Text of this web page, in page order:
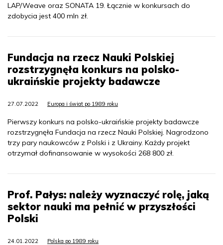
LAP/Weave oraz SONATA 19. Łącznie w konkursach do
zdobycia jest 400 mln zł.
Fundacja na rzecz Nauki Polskiej
rozstrzygnęła konkurs na polsko-
ukraińskie projekty badawcze
27.07.2022 Europa i świat po 1989 roku
Pierwszy konkurs na polsko-ukraińskie projekty badawcze
rozstrzygnęła Fundacja na rzecz Nauki Polskiej. Nagrodzono
trzy pary naukowców z Polski i z Ukrainy. Każdy projekt
otrzymał dofinansowanie w wysokości 268 800 zł.
Prof. Pałys: należy wyznaczyć rolę, jaką
sektor nauki ma pełnić w przyszłości
Polski
24.01.2022 Polska po 1989 roku